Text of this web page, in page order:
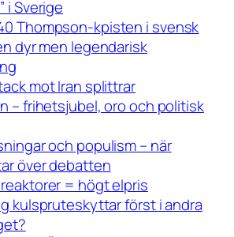
i Sverige
Thompson-kpisten i svensk
dyr men legendarisk
mot Iran splittrar
– frihetsjubel, oro och politisk
och populism – när
över debatten
= högt elpris
kulspruteskyttar först i andra